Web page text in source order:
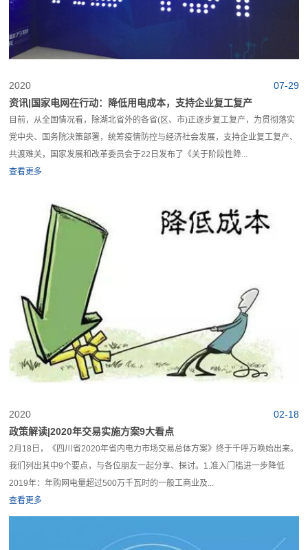
07-29
2020
资讯|国家电网在行动：降低用电成本，支持企业复工复产
目前，从全国情况看，除湖北省外的各省(区、市)正逐步复工复产，为贯彻落实
党中央、国务院决策部署，统筹疫情防控与经济社会发展，支持企业复工复产、
共渡难关，国家发展和改革委员会于22日发布了《关于阶段性降...
查看更多
02-18
2020
政策解读|2020年交易实施方案9大看点
2月18日，《四川省2020年省内电力市场交易总体方案》终于千呼万唤始出来。
我们列出其中9个要点，与各位朋友一起分享、探讨。1.准入门槛进一步降低
2019年：年购网电量超过500万千瓦时的一般工商业及...
查看更多